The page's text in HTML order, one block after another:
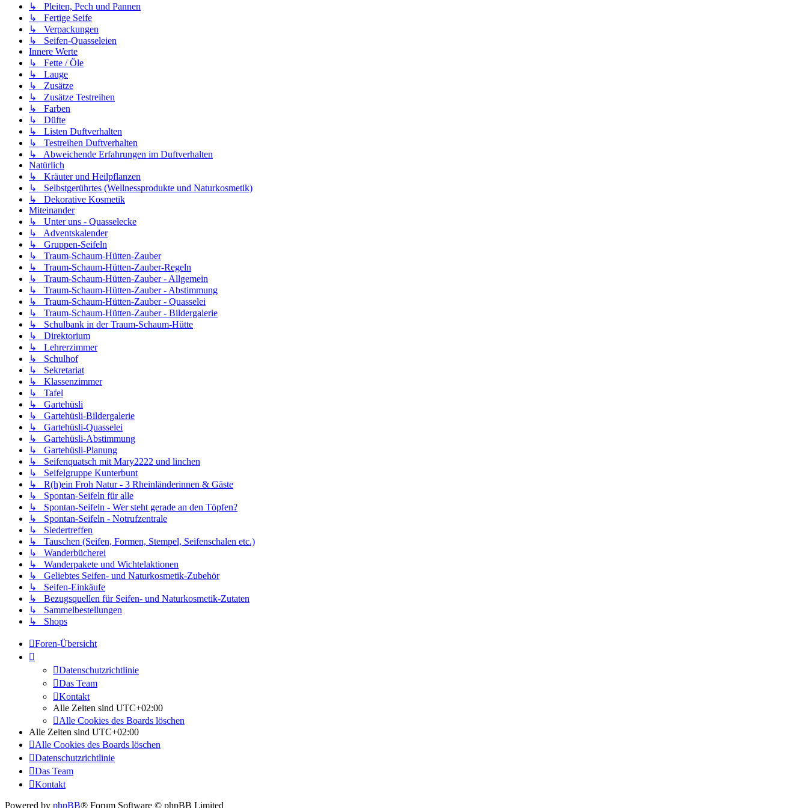
↳ Pleiten, Pech und Pannen
↳ Fertige Seife
↳ Verpackungen
↳ Seifen-Quasseleien
Innere Werte
↳ Fette / Öle
↳ Lauge
↳ Zusätze
↳ Zusätze Testreihen
↳ Farben
↳ Düfte
↳ Listen Duftverhalten
↳ Testreihen Duftverhalten
↳ Abweichende Erfahrungen im Duftverhalten
Natürlich
↳ Kräuter und Heilpflanzen
↳ Selbstgerührtes (Wellnessprodukte und Naturkosmetik)
↳ Dekorative Kosmetik
Miteinander
↳ Unter uns - Quasselecke
↳ Adventskalender
↳ Gruppen-Seifeln
↳ Traum-Schaum-Hütten-Zauber
↳ Traum-Schaum-Hütten-Zauber-Regeln
↳ Traum-Schaum-Hütten-Zauber - Allgemein
↳ Traum-Schaum-Hütten-Zauber - Abstimmung
↳ Traum-Schaum-Hütten-Zauber - Quasselei
↳ Traum-Schaum-Hütten-Zauber - Bildergalerie
↳ Schulbank in der Traum-Schaum-Hütte
↳ Direktorium
↳ Lehrerzimmer
↳ Schulhof
↳ Sekretariat
↳ Klassenzimmer
↳ Tafel
↳ Gartehüsli
↳ Gartehüsli-Bildergalerie
↳ Gartehüsli-Quasselei
↳ Gartehüsli-Abstimmung
↳ Gartehüsli-Planung
↳ Seifenquatsch mit Mary2222 und linchen
↳ Seifelgruppe Kunterbunt
↳ R(h)ein Froh Natur - 3 Rheinländerinnen & Gäste
↳ Spontan-Seifeln für alle
↳ Spontan-Seifeln - Wer steht gerade an den Töpfen?
↳ Spontan-Seifeln - Notrufzentrale
↳ Siedertreffen
↳ Tauschen (Seifen, Formen, Stempel, Seifenschalen etc.)
↳ Wanderbücherei
↳ Wanderpakete und Wichtelaktionen
↳ Geliebtes Seifen- und Naturkosmetik-Zubehör
↳ Seifen-Einkäufe
↳ Bezugsquellen für Seifen- und Naturkosmetik-Zutaten
↳ Sammelbestellungen
↳ Shops
Foren-Übersicht
Datenschutzrichtlinie
Das Team
Kontakt
Alle Zeiten sind UTC+02:00
Alle Cookies des Boards löschen
Alle Zeiten sind UTC+02:00
Alle Cookies des Boards löschen
Datenschutzrichtlinie
Das Team
Kontakt
Powered by phpBB® Forum Software © phpBB Limited